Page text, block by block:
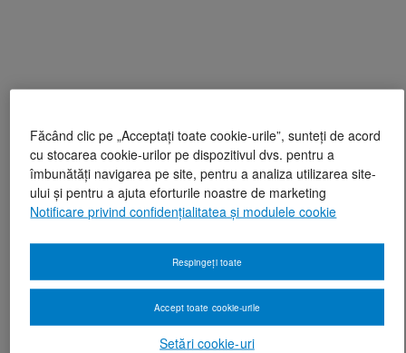
Făcând clic pe „Acceptați toate cookie-urile”, sunteți de acord
cu stocarea cookie-urilor pe dispozitivul dvs. pentru a
îmbunătăți navigarea pe site, pentru a analiza utilizarea site-
ului și pentru a ajuta eforturile noastre de marketing
Notificare privind confidențialitatea și modulele cookie
Setări cookie-uri
Respingeți toate
Accept toate cookie-urile